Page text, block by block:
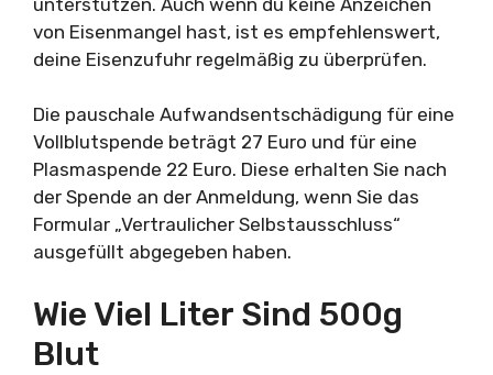
von Eisenmangel hast, ist es empfehlenswert,
deine Eisenzufuhr regelmäßig zu überprüfen.
Die pauschale Aufwandsentschädigung für eine
Vollblutspende beträgt 27 Euro und für eine
Plasmaspende 22 Euro. Diese erhalten Sie nach
der Spende an der Anmeldung, wenn Sie das
Formular „Vertraulicher Selbstausschluss“
ausgefüllt abgegeben haben.
Wie Viel Liter Sind 500g
Blut